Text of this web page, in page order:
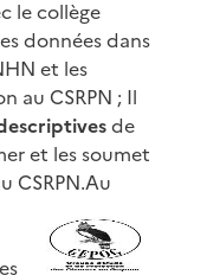
le collège
données dans
et les
au CSRPN ; Il
de
et les soumet
CSRPN.Au